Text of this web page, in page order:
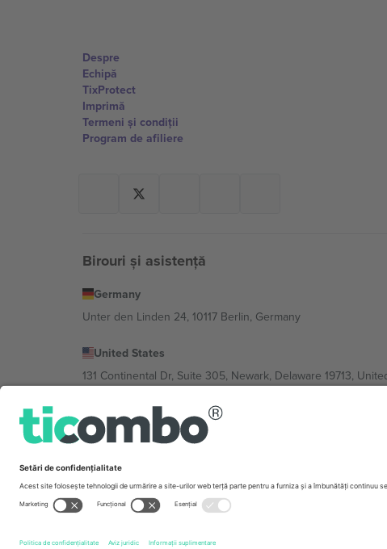
Despre
Echipă
TixProtect
Imprimă
Termeni și condiții
Program de afiliere
Birouri și asistență
Germany
Unter den Linden 24, 10117 Berlin, Germany
United States
131 Continental Dr, Suite 305, Newark, Delaware 19713,
Bulgaria
Regus Sofia City West, bul Totleben 53-55, 1606 Sofia, Bulgaria
Mexico
Av Chapultepec 360, Roma Norte, Cuauhtémoc, 06700
ImprimășiTermeni.© 2026 Ticombo. Toate drepturile